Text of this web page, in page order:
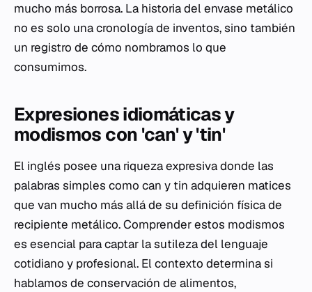
mucho más borrosa. La historia del envase metálico
no es solo una cronología de inventos, sino también
un registro de cómo nombramos lo que
consumimos.
Expresiones idiomáticas y
modismos con 'can' y 'tin'
El inglés posee una riqueza expresiva donde las
palabras simples como can y tin adquieren matices
que van mucho más allá de su definición física de
recipiente metálico. Comprender estos modismos
es esencial para captar la sutileza del lenguaje
cotidiano y profesional. El contexto determina si
hablamos de conservación de alimentos,